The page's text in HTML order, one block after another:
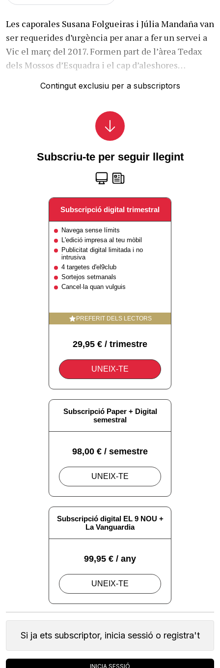
Les caporales Susana Folgueiras i Júlia Mandaña van
ser requerides d’urgència per anar a fer un servei a
Vic el març del 2017. Formen part de l’àrea Tedax
dels Mossos d’Esquadra i el cap d’aleshores…
Contingut exclusiu per a subscriptors
Si ja ets subscriptor, inicia sessió o registra't
INICIA SESSIÓ